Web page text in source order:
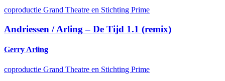
coproductie Grand Theatre en Stichting Prime
Andriessen / Arling – De Tijd 1.1 (remix)
Gerry Arling
coproductie Grand Theatre en Stichting Prime